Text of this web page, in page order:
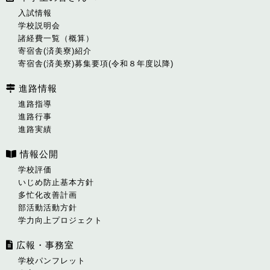
入試情報
学校説明会
諸経費一覧（概算）
寄宿舎(済美寮)紹介
寄宿舎(済美寮)募集要項(令和８年度以降)
進路情報
進路指導
進路行事
進路実績
情報公開
学校評価
いじめ防止基本方針
多忙化改善計画
部活動活動方針
学力向上プロジェクト
広報・事務室
学校パンフレット